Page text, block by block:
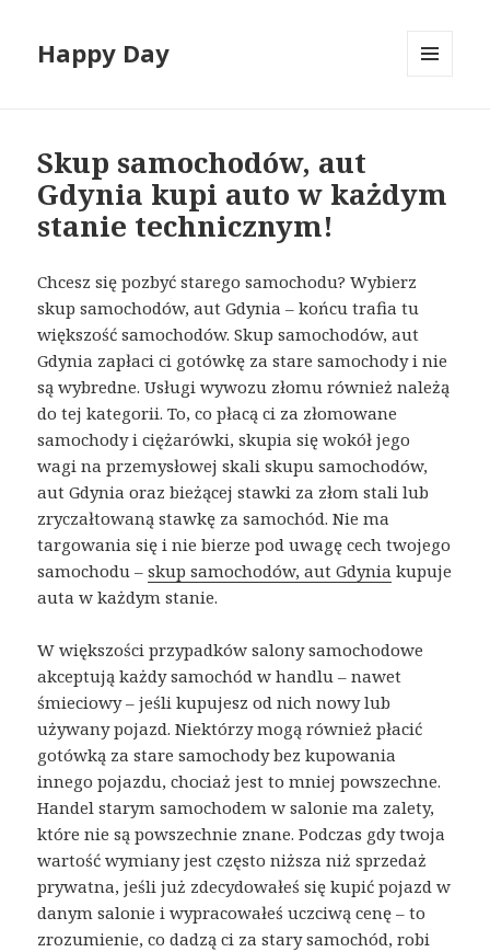
Happy Day
Skup samochodów, aut
Gdynia kupi auto w każdym
stanie technicznym!
Chcesz się pozbyć starego samochodu? Wybierz
skup samochodów, aut Gdynia – końcu trafia tu
większość samochodów. Skup samochodów, aut
Gdynia zapłaci ci gotówkę za stare samochody i nie
są wybredne. Usługi wywozu złomu również należą
do tej kategorii. To, co płacą ci za złomowane
samochody i ciężarówki, skupia się wokół jego
wagi na przemysłowej skali skupu samochodów,
aut Gdynia oraz bieżącej stawki za złom stali lub
zryczałtowaną stawkę za samochód. Nie ma
targowania się i nie bierze pod uwagę cech twojego
samochodu –skup samochodów, aut Gdynia kupuje
auta w każdym stanie.
W większości przypadków salony samochodowe
akceptują każdy samochód w handlu – nawet
śmieciowy – jeśli kupujesz od nich nowy lub
używany pojazd. Niektórzy mogą również płacić
gotówką za stare samochody bez kupowania
innego pojazdu, chociaż jest to mniej powszechne.
Handel starym samochodem w salonie ma zalety,
które nie są powszechnie znane. Podczas gdy twoja
wartość wymiany jest często niższa niż sprzedaż
prywatna, jeśli już zdecydowałeś się kupić pojazd w
danym salonie i wypracowałeś uczciwą cenę – to
zrozumienie, co dadzą ci za stary samochód, robi